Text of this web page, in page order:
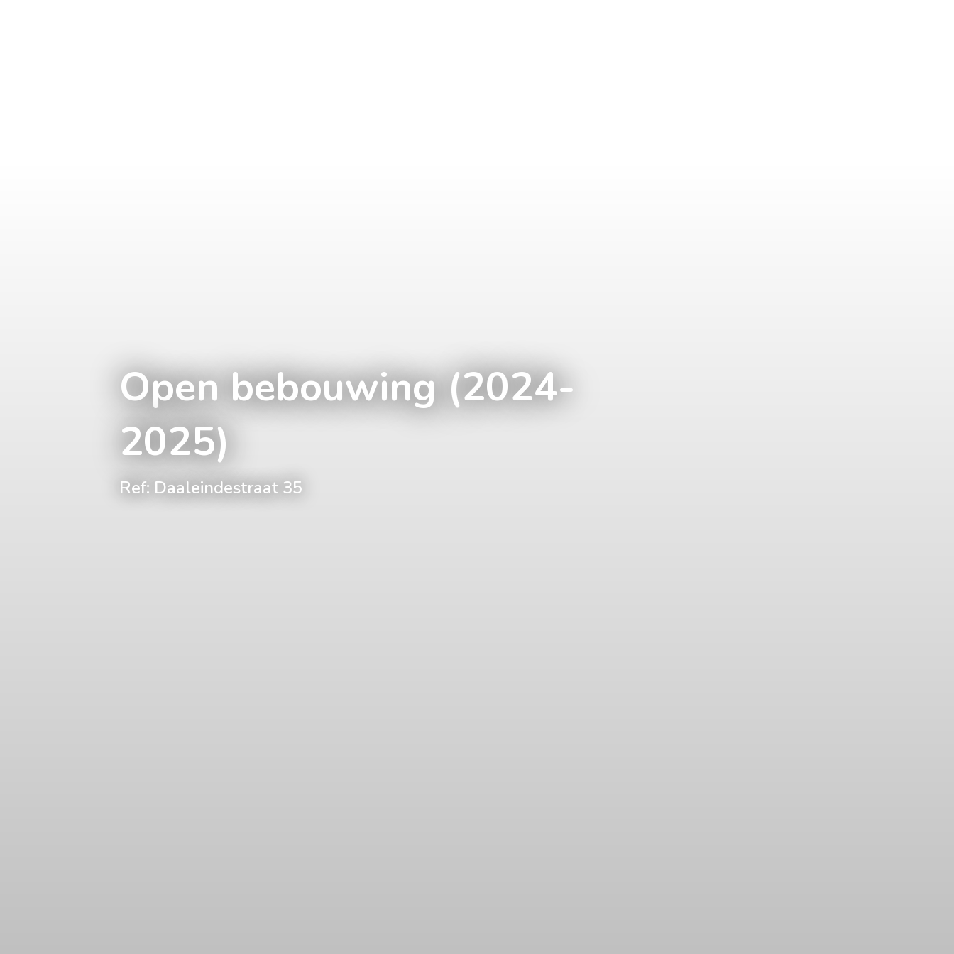
Open bebouwing (2024-
2025)
Ref: Daaleindestraat 35